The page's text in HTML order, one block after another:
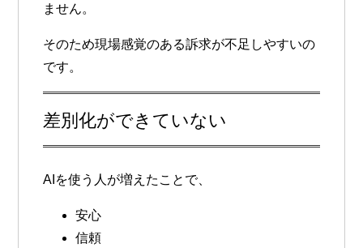
ません。
そのため現場感覚のある訴求が不足しやすいの
です。
差別化ができていない
AIを使う人が増えたことで、
安心
信頼